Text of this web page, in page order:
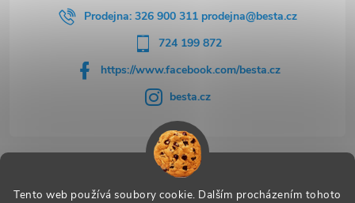
Tento web používá soubory cookie. Dalším procházením tohoto
Prodejna: 326 900 311 prodejna@besta.cz
724 199 872
https://www.facebook.com/besta.cz
besta.cz
Užitečné odkazy